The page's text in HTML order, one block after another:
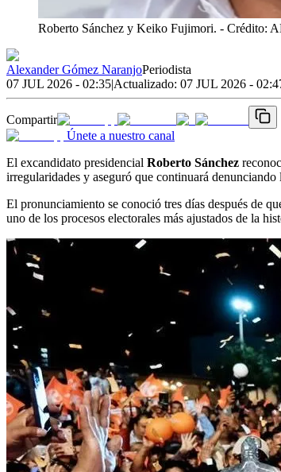
Roberto Sánchez y Keiko Fujimori. - Crédito:
Alexander Gómez NaranjoPeriodista
07 JUL 2026 - 02:35|Actualizado: 07 JUL 2026 -
Compartir
Únete a nuestro canal
El excandidato presidencial Roberto Sánchez
irregularidades y aseguró que continuará
El pronunciamiento se conoció tres días después de
uno de los procesos electorales más ajustados de la